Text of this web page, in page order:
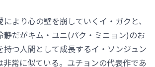
より心の壁を崩していくイ・ガクと、
静だがキム・ユニ(パク・ミニョン)のお
持つ人間として成長するイ・ソンジュン
非常に似ている。ユチョンの代表作であ